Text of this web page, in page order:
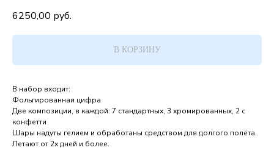
6250,00 руб.
В КОРЗИНУ
В набор входит:
Фольгированная цифра
Две композиции, в каждой: 7 стандартных, 3 хромированных, 2 с
конфетти
Шары надуты гелием и обработаны средством для долгого полёта.
Летают от 2х дней и более.